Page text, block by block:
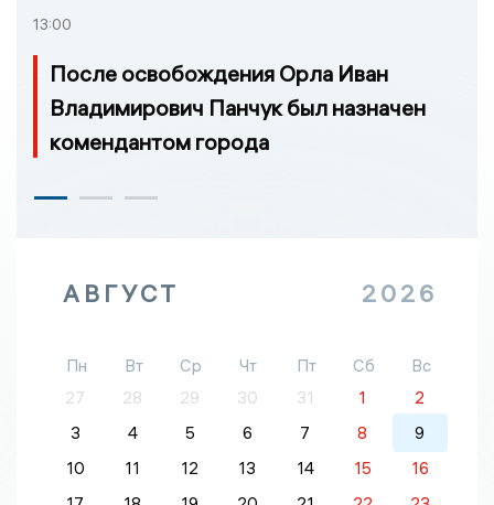
13:00
После освобождения Орла Иван
Владимирович Панчук был назначен
комендантом города
АВГУСТ 2026
Пн Вт Ср Чт Пт Сб
Вс
27
28 29 30 31 1
2
3
4 5 6 7 8
9
10
11 12 13 14 15
16